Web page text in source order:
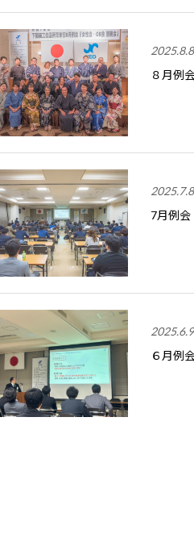
2025.8.8
８月例
2025.7.8
7月例
2025.6.9
６月例